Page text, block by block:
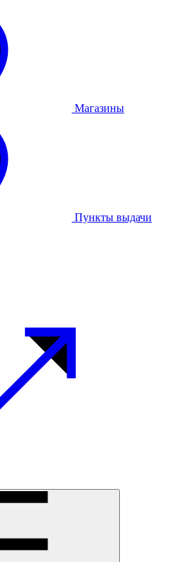
Магазины
Пункты выдачи